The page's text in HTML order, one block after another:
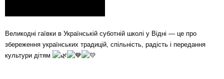
Великодні гаївки в Українській суботній школі у Відні — це про
збереження українських традицій, спільність, радість і передання
культури дітям